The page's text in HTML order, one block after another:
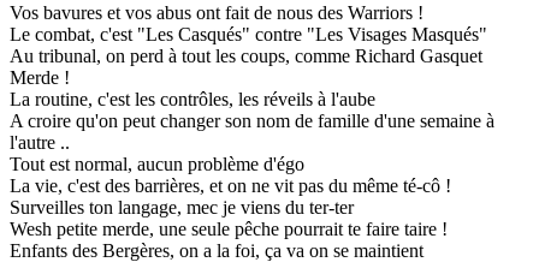
Vos bavures et vos abus ont fait de nous des Warriors !
Le combat, c'est "Les Casqués" contre "Les Visages Masqués"
Au tribunal, on perd à tout les coups, comme Richard Gasquet
Merde !
La routine, c'est les contrôles, les réveils à l'aube
A croire qu'on peut changer son nom de famille d'une semaine à
l'autre ..
Tout est normal, aucun problème d'égo
La vie, c'est des barrières, et on ne vit pas du même té-cô !
Surveilles ton langage, mec je viens du ter-ter
Wesh petite merde, une seule pêche pourrait te faire taire !
Enfants des Bergères, on a la foi, ça va on se maintient